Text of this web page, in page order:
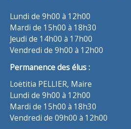
Lundi de 9h00 à 12h00
Mardi de 15h00 à 18h30
Jeudi de 14h00 à 17h00
Vendredi de 9h00 à 12h00
Permanence des élus :
Loëtitia PELLIER, Maire
Lundi de 9h00 à 12h00
Mardi de 15h00 à 18h30
Vendredi de 09h00 à 12h00